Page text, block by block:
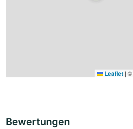
Leaflet | ©
Bewertungen